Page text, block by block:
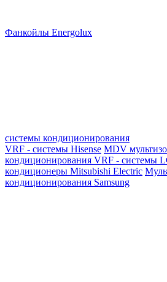
Фанкойлы Energolux
системы кондиционирования
VRF - системы Hisense MDV
кондиционирования VRF - системы
кондиционеры Mitsubishi Electric
кондиционирования Samsung